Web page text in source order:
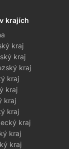
krajích
kraj
kraj
kraj
kraj
kraj
kraj
kraj
kraj
kraj
kraj